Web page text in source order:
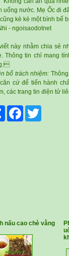
uống nước. Mẹ Ốc đi
kè kè một bình bế
- ngoisaodotnet
này nhằm chia sẻ
Thông tin chỉ mang
bố trách nhiệm:
căn cứ để tiến hành
các trang tin điện tử
Share
Facebook
nấu cao chè vằng